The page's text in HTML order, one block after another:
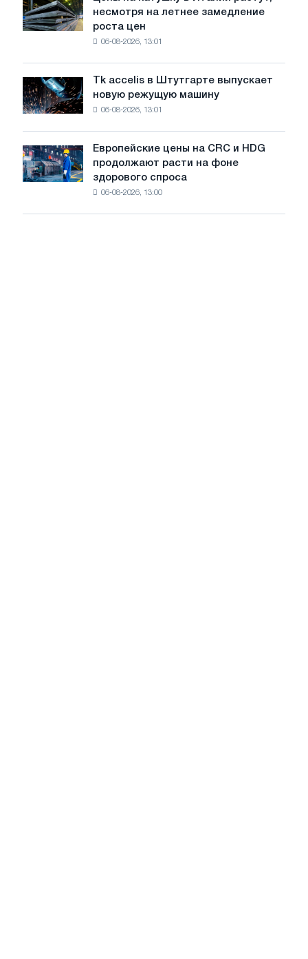
июле
с
максимума
года
на
катушку
несмотря
на
летнее
замедление
роста
цен
несмотря на летнее замедление
роста цен
06-08-2026, 13:01
Tk
accelis
в
новую
режущую
машину
Tk accelis в Штутгарте выпускает
новую режущую машину
06-08-2026, 13:01
Европейские
цены
на
Европейские цены на CRC и HDG
продолжают расти на фоне
здорового спроса
06-08-2026, 13:00